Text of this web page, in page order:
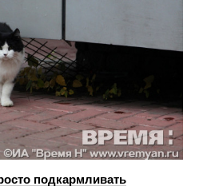
подкармливать